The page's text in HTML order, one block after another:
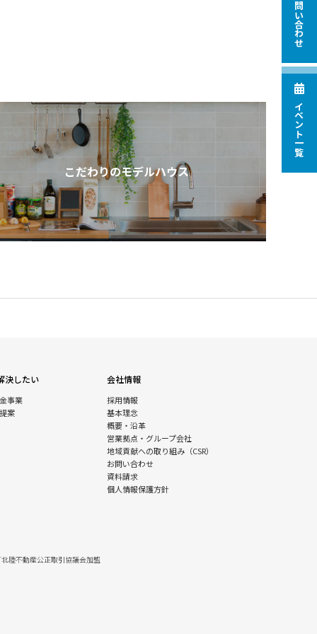
こだわりのモデルハウス
お問い合わせ
イベント一覧
決したい
事業
案
会社情報
採用情報
基本理念
概要・沿革
営業拠点・グループ会社
地域貢献への取り組み（CSR）
お問い合わせ
資料請求
個人情報保護方針
陸不動産公正取引協議会加盟